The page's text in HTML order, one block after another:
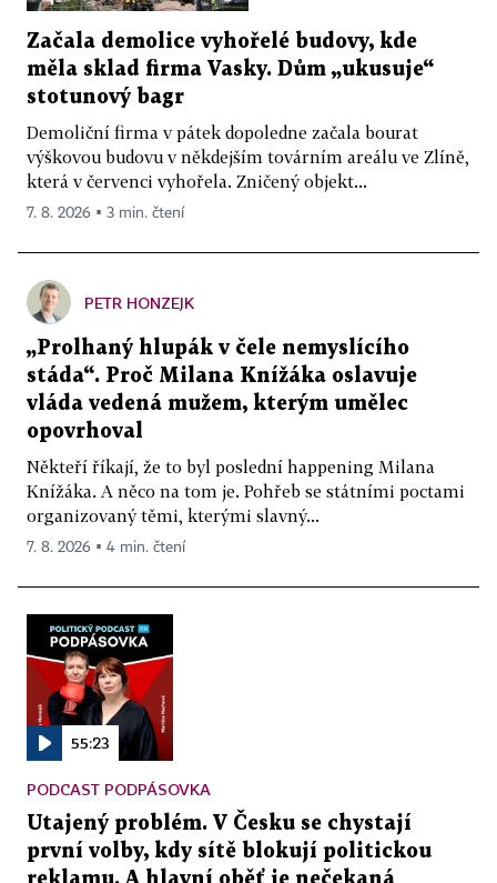
Začala demolice vyhořelé budovy, kde
měla sklad firma Vasky. Dům „ukusuje“
stotunový bagr
Demoliční firma v pátek dopoledne začala bourat
výškovou budovu v někdejším továrním areálu ve Zlíně,
která v červenci vyhořela. Zničený objekt...
7. 8. 2026 ▪ 3 min. čtení
PETR HONZEJK
„Prolhaný hlupák v čele nemyslícího
stáda“. Proč Milana Knížáka oslavuje
vláda vedená mužem, kterým umělec
opovrhoval
Někteří říkají, že to byl poslední happening Milana
Knížáka. A něco na tom je. Pohřeb se státními poctami
organizovaný těmi, kterými slavný...
7. 8. 2026 ▪ 4 min. čtení
55:23
PODCAST PODPÁSOVKA
Utajený problém. V Česku se chystají
první volby, kdy sítě blokují politickou